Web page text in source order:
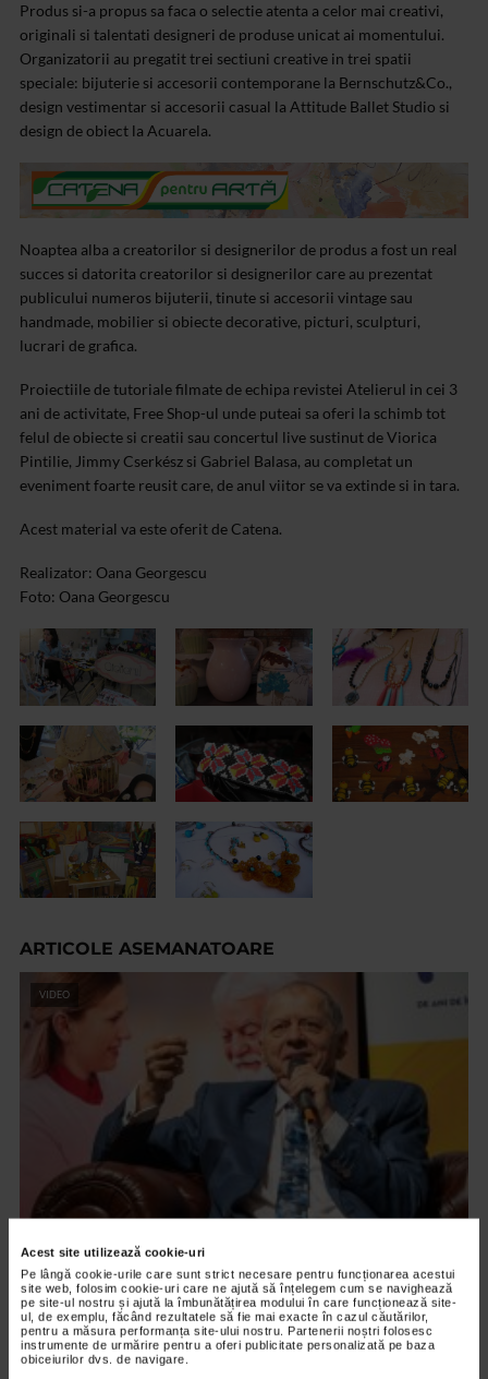
Acest site utilizează cookie-uri
Pe lângă cookie-urile care sunt strict necesare pentru funcționarea acestui
site web, folosim cookie-uri care ne ajută să înțelegem cum se navighează
pe site-ul nostru și ajută la îmbunătățirea modului în care funcționează site-
ul, de exemplu, făcând rezultatele să fie mai exacte în cazul căutărilor,
pentru a măsura performanța site-ului nostru. Partenerii noștri folosesc
instrumente de urmărire pentru a oferi publicitate personalizată pe baza
obiceiurilor dvs. de navigare.
Produs si-a propus sa faca o selectie atenta a celor mai creativi,
originali si talentati designeri de produse unicat ai momentului.
Organizatorii au pregatit trei sectiuni creative in trei spatii
speciale: bijuterie si accesorii contemporane la Bernschutz&Co.,
design vestimentar si accesorii casual la Attitude Ballet Studio si
design de obiect la Acuarela.
Noaptea alba a creatorilor si designerilor de produs a fost un real
succes si datorita creatorilor si designerilor care au prezentat
publicului numeros bijuterii, tinute si accesorii vintage sau
handmade, mobilier si obiecte decorative, picturi, sculpturi,
lucrari de grafica.
Proiectiile de tutoriale filmate de echipa revistei Atelierul in cei 3
ani de activitate, Free Shop-ul unde puteai sa oferi la schimb tot
felul de obiecte si creatii sau concertul live sustinut de Viorica
Pintilie, Jimmy Cserkész si Gabriel Balasa, au completat un
eveniment foarte reusit care, de anul viitor se va extinde si in tara.
Acest material va este oferit de Catena.
Realizator: Oana Georgescu
Foto: Oana Georgescu
ARTICOLE ASEMANATOARE
VIDEO
EVENIMENT
Octavian Ursulescu, invitatul de onoare al
Galei ”Seniori de Colecție”, ediția X
2.191 vizualizari